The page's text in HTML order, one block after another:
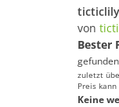
von
Bester
zuletzt
Preis
Keine